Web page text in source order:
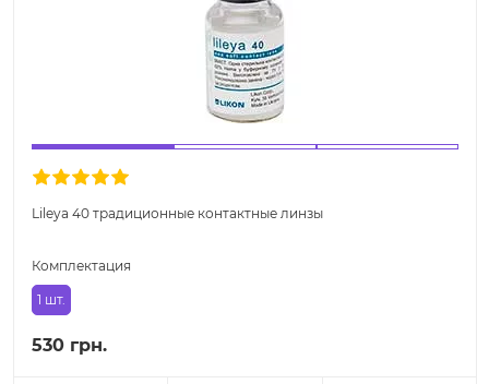
Lileya 40 традиционные контактные линзы
Комплектация
1 шт.
530 грн.